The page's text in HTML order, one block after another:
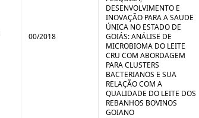
00/2018
DESENVOLVIMENTO E
INOVAÇÃO PARA A SAUDE
ÚNICA NO ESTADO DE
GOIÁS: ANÁLISE DE
MICROBIOMA DO LEITE
CRU COM ABORDAGEM
PARA CLUSTERS
BACTERIANOS E SUA
RELAÇÃO COM A
QUALIDADE DO LEITE DOS
REBANHOS BOVINOS
GOIANO